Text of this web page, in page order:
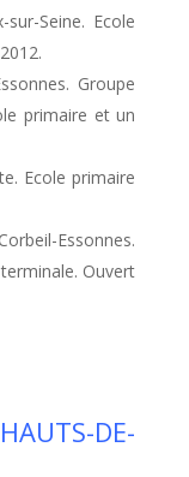
sur-Seine. Ecole
Groupe
primaire et un
Ecole primaire
Essonnes.
Ouvert
DE-